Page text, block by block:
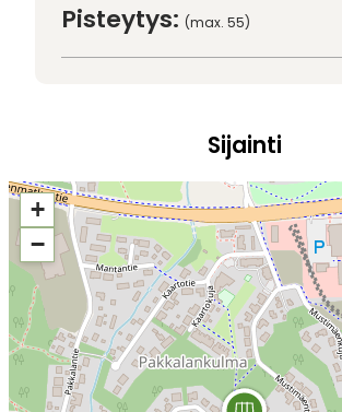
Pisteytys: (max. 55)
Sijainti
+
−